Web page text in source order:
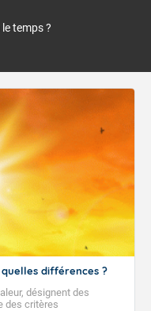
temps ?
différences ?
désignent des
des critères